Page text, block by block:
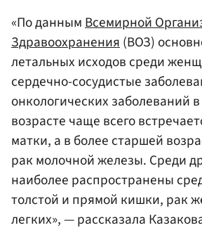
«По даннымВсемирной
Здравоохранения(ВОЗ)
летальных исходов среди
сердечно-сосудистые
онкологических заболеваний
возрасте чаще всего
матки, а в более старшей
рак молочной железы. Среди
наиболее распространены
толстой и прямой кишки, рак
легких», — рассказала